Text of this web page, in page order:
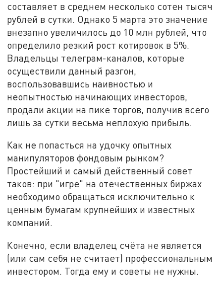
составляет в среднем несколько сотен тысяч
рублей в сутки. Однако 5 марта это значение
внезапно увеличилось до 10 млн рублей, что
определило резкий рост котировок в 5%.
Владельцы телеграм-каналов, которые
осуществили данный разгон,
воспользовавшись наивностью и
неопытностью начинающих инвесторов,
продали акции на пике торгов, получив всего
лишь за сутки весьма неплохую прибыль.
Как не попасться на удочку опытных
манипуляторов фондовым рынком?
Простейший и самый действенный совет
таков: при "игре" на отечественных биржах
необходимо обращаться исключительно к
ценным бумагам крупнейших и известных
компаний.
Конечно, если владелец счёта не является
(или сам себя не считает) профессиональным
инвестором. Тогда ему и советы не нужны.